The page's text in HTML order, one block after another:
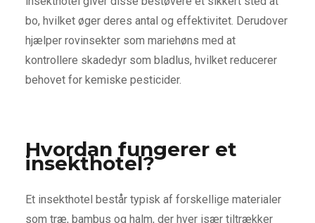
bo, hvilket øger deres antal og effektivitet. Derudover
hjælper rovinsekter som mariehøns med at
kontrollere skadedyr som bladlus, hvilket reducerer
behovet for kemiske pesticider.
Hvordan fungerer et
insekthotel?
Et insekthotel består typisk af forskellige materialer
som træ, bambus og halm, der hver især tiltrækker